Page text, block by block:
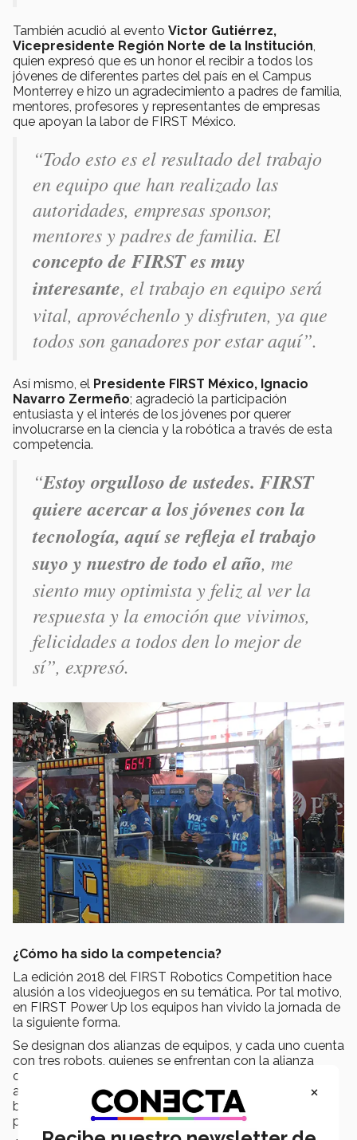
También acudió al evento Victor Gutiérrez,
Vicepresidente Región Norte de la Institución
quien expresó que es un honor el recibir a todos los
jóvenes de diferentes partes del país en el Campus
Monterrey e hizo un agradecimiento a padres de familia,
mentores, profesores y representantes de empresas
que apoyan la labor de FIRST México.
“Todo esto es el resultado del trabajo
en equipo que han realizado las
autoridades, empresas sponsor,
mentores y padres de familia. El
concepto de FIRST es muy
interesante, el trabajo en equipo será
vital, aprovéchenlo y disfruten, ya que
todos son ganadores por estar aquí”.
Así mismo, el Presidente FIRST México, Ignacio
Navarro Zermeño; agradeció la participación
entusiasta y el interés de los jóvenes por querer
involucrarse en la ciencia y la robótica a través de esta
competencia.
“Estoy orgulloso de ustedes. FIRST
quiere acercar a los jóvenes con la
tecnología, aquí se refleja el trabajo
suyo y nuestro de todo el año, me
siento muy optimista y feliz al ver la
respuesta y la emoción que vivimos,
felicidades a todos den lo mejor de
sí”, expresó.
¿Cómo ha sido la competencia?
La edición 2018 del FIRST Robotics Competition hace
alusión a los videojuegos en su temática. Por tal motivo,
en FIRST Power Up los equipos han vivido la jornada de
la siguiente forma.
Se designan dos alianzas de equipos, y cada uno cuenta
con tres robots, quienes se enfrentan con la alianza
contraria. Los robots deben recolectar, mover y
acomodar cubos en switches y balanzas, lo que les
brinda puntos que se van acumulando durante el
partido (match).
×